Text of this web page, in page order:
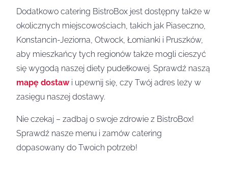
Dodatkowo catering BistroBox jest dostępny także w
okolicznych miejscowościach, takich jak Piaseczno,
Konstancin-Jeziorna, Otwock, Łomianki i Pruszków,
aby mieszkańcy tych regionów także mogli cieszyć
się wygodą naszej diety pudełkowej. Sprawdź naszą
mapę dostawi upewnij się, czy Twój adres leży w
zasięgu naszej dostawy.
Nie czekaj – zadbaj o swoje zdrowie z BistroBox!
Sprawdź nasze menu i zamów catering
dopasowany do Twoich potrzeb!